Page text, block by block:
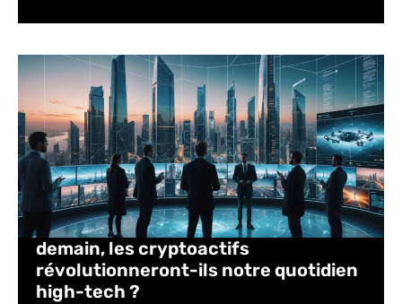
demain, les cryptoactifs
révolutionneront-ils notre quotidien
high-tech ?